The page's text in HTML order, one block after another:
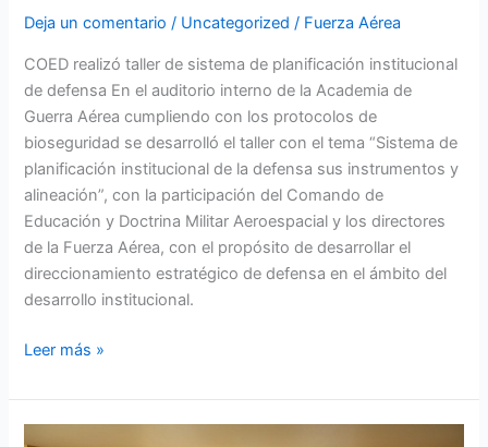
Deja un comentario / Uncategorized / Fuerza Aérea
COED realizó taller de sistema de planificación institucional
de defensa En el auditorio interno de la Academia de
Guerra Aérea cumpliendo con los protocolos de
bioseguridad se desarrolló el taller con el tema “Sistema de
planificación institucional de la defensa sus instrumentos y
alineación”, con la participación del Comando de
Educación y Doctrina Militar Aeroespacial y los directores
de la Fuerza Aérea, con el propósito de desarrollar el
direccionamiento estratégico de defensa en el ámbito del
desarrollo institucional.
Leer más »